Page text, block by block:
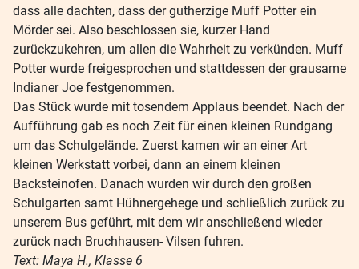
dass alle dachten, dass der gutherzige Muff Potter ein
Mörder sei. Also beschlossen sie, kurzer Hand
zurückzukehren, um allen die Wahrheit zu verkünden. Muff
Potter wurde freigesprochen und stattdessen der grausame
Indianer Joe festgenommen.
Das Stück wurde mit tosendem Applaus beendet. Nach der
Aufführung gab es noch Zeit für einen kleinen Rundgang
um das Schulgelände. Zuerst kamen wir an einer Art
kleinen Werkstatt vorbei, dann an einem kleinen
Backsteinofen. Danach wurden wir durch den großen
Schulgarten samt Hühnergehege und schließlich zurück zu
unserem Bus geführt, mit dem wir anschließend wieder
zurück nach Bruchhausen- Vilsen fuhren.
Text: Maya H., Klasse 6